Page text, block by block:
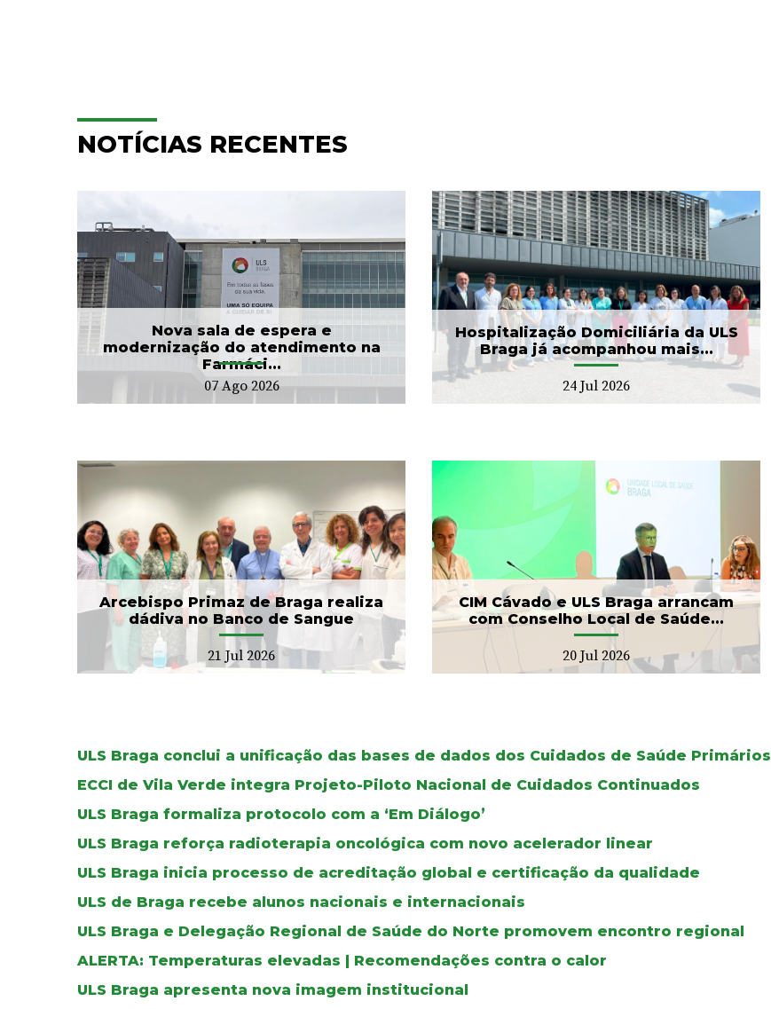
NOTÍCIAS RECENTES
Nova sala de espera e
modernização do atendimento na
Farmáci...
07 Ago 2026
Hospitalização Domiciliária da ULS
Braga já acompanhou mais...
24 Jul 2026
Hospitalização
Domiciliária da ULS Braga
já acompanhou mais...
24 Jul 2026
ULS Braga assinalou o Dia
Mundial do Cérebro com
as II Jorna...
22 Jul 2026
Arcebispo Primaz de Braga realiza
dádiva no Banco de Sangue
21 Jul 2026
CIM Cávado e ULS Braga arrancam
com Conselho Local de Saúde...
20 Jul 2026
CIM Cávado e ULS Braga
arrancam com Conselho
Local de Saúde...
20 Jul 2026
Banco de Sangue recebe
gesto solidário da SIGNA
17 Jul 2026
ULS Braga conclui a unificação das bases de dados dos Cuidados de Saúde Primários
ECCI de Vila Verde integra Projeto-Piloto Nacional de Cuidados Continuados
ULS Braga formaliza protocolo com a ‘Em Diálogo’
ULS Braga reforça radioterapia oncológica com novo acelerador linear
ULS Braga inicia processo de acreditação global e certificação da qualidade
ULS de Braga recebe alunos nacionais e internacionais
ULS Braga e Delegação Regional de Saúde do Norte promovem encontro regional
ALERTA: Temperaturas elevadas | Recomendações contra o calor
ULS Braga apresenta nova imagem institucional